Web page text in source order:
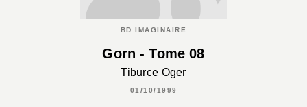
BD IMAGINAIRE
Gorn - Tome 08
Tiburce Oger
01/10/1999